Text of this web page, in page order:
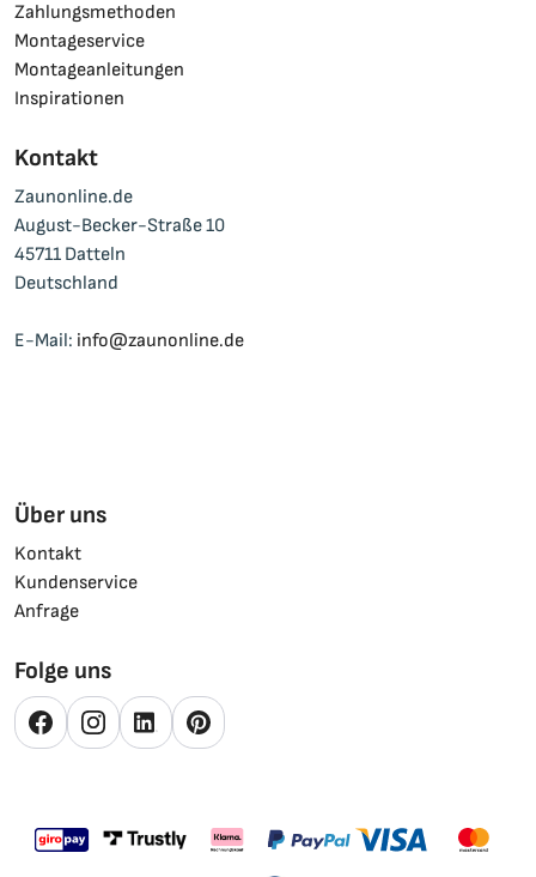
Zahlungsmethoden
Montageservice
Montageanleitungen
Inspirationen
Kontakt
Zaunonline.de
August-Becker-Straße 10
45711 Datteln
Deutschland
E-Mail: info@zaunonline.de
Über uns
Kontakt
Kundenservice
Anfrage
Folge uns